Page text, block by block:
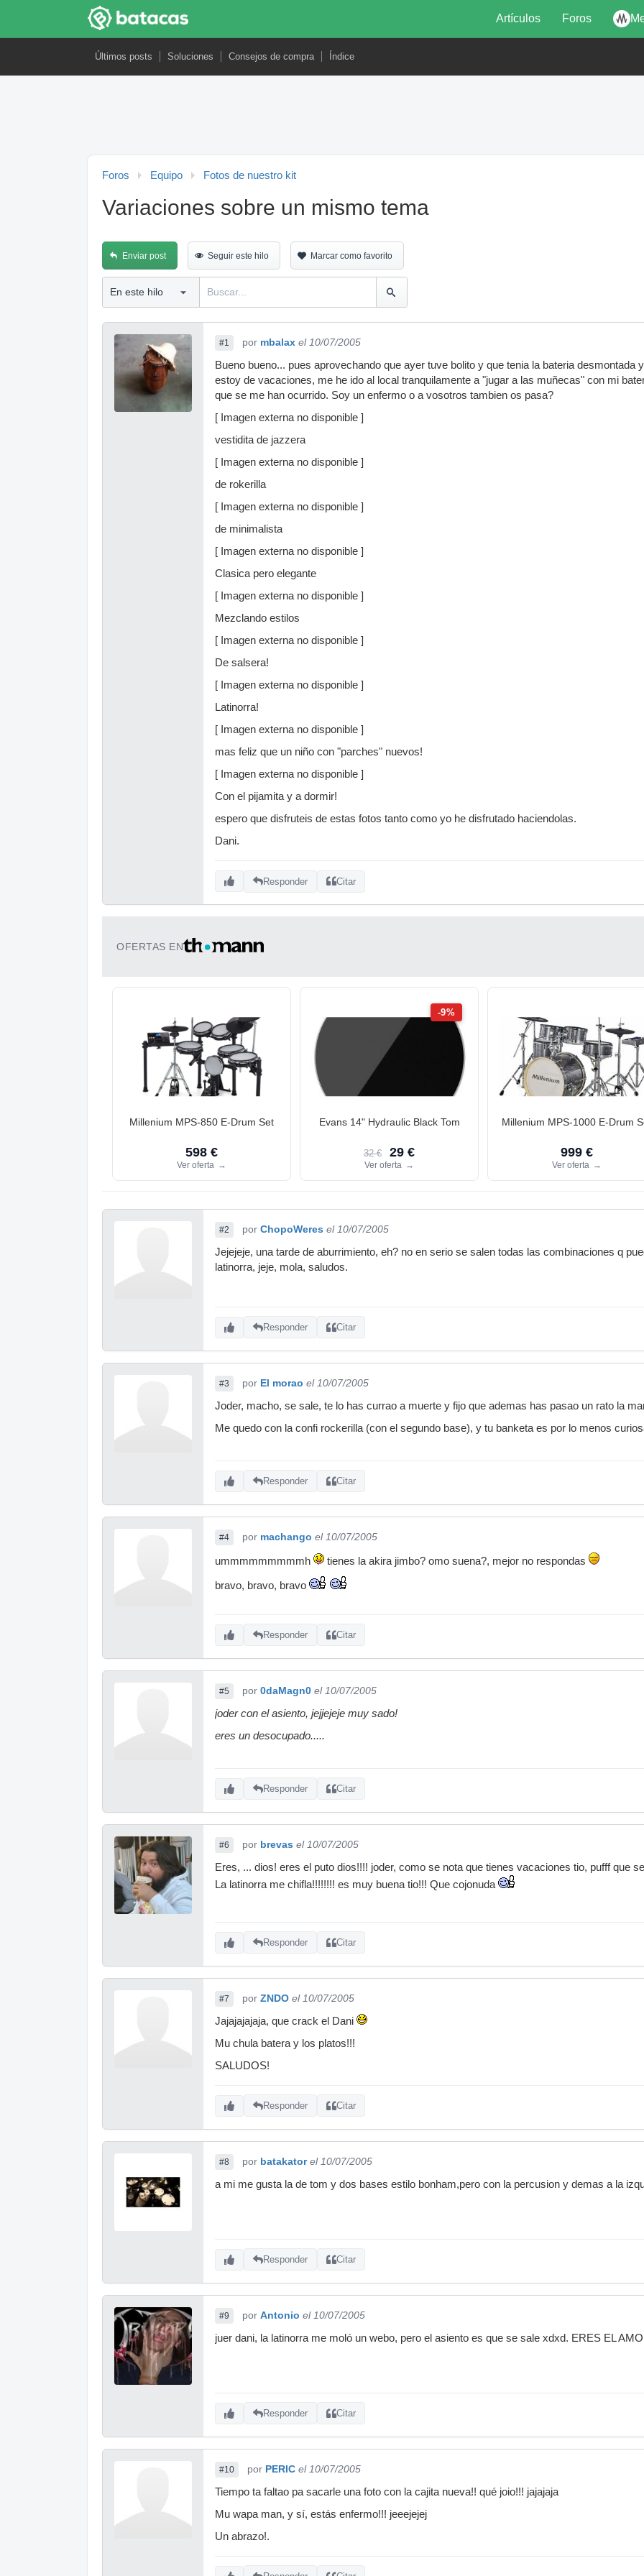
Artículos Foros
Últimos posts Soluciones Consejos de compra Índice
Foros Equipo Fotos de nuestro kit
Variaciones sobre un mismo tema
Enviar post Seguir este hilo Marcar como favorito
#1 por mbalax el 10/07/2005
Bueno bueno... pues aprovechando que ayer tuve bolito y que tenia la bateria desmontada
estoy de vacaciones, me he ido al local tranquilamente a "jugar a las muñecas" con mi
que se me han ocurrido. Soy un enfermo o a vosotros tambien os pasa?
[ Imagen externa no disponible ]
vestidita de jazzera
[ Imagen externa no disponible ]
de rokerilla
[ Imagen externa no disponible ]
de minimalista
[ Imagen externa no disponible ]
Clasica pero elegante
[ Imagen externa no disponible ]
Mezclando estilos
[ Imagen externa no disponible ]
De salsera!
[ Imagen externa no disponible ]
Latinorra!
[ Imagen externa no disponible ]
mas feliz que un niño con "parches" nuevos!
[ Imagen externa no disponible ]
Con el pijamita y a dormir!
espero que disfruteis de estas fotos tanto como yo he disfrutado haciendolas.
Dani.
Responder Citar
OFERTAS EN
Millenium MPS-850 E-Drum Set
598 €
Ver oferta →
-9%
Evans 14" Hydraulic Black Tom
32 € 29 €
Ver oferta →
Millenium MPS-1000 E-Drum
999 €
Ver oferta →
#2 por ChopoWeres el 10/07/2005
Jejejeje, una tarde de aburrimiento, eh? no en serio se salen todas las combinaciones q
latinorra, jeje, mola, saludos.
Responder Citar
#3 por El morao el 10/07/2005
Joder, macho, se sale, te lo has currao a muerte y fijo que ademas has pasao un rato la
Me quedo con la confi rockerilla (con el segundo base), y tu banketa es por lo menos
Responder Citar
#4 por machango el 10/07/2005
ummmmmmmmmh tienes la akira jimbo? omo suena?, mejor no respondas
bravo, bravo, bravo
Responder Citar
#5 por 0daMagn0 el 10/07/2005
joder con el asiento, jejjejeje muy sado!
eres un desocupado.....
Responder Citar
#6 por brevas el 10/07/2005
Eres, ... dios! eres el puto dios!!!! joder, como se nota que tienes vacaciones tio, pufff que
La latinorra me chifla!!!!!!!! es muy buena tio!!! Que cojonuda
Responder Citar
#7 por ZNDO el 10/07/2005
Jajajajajaja, que crack el Dani
Mu chula batera y los platos!!!
SALUDOS!
Responder Citar
#8 por batakator el 10/07/2005
a mi me gusta la de tom y dos bases estilo bonham,pero con la percusion y demas a la
Responder Citar
#9 por Antonio el 10/07/2005
juer dani, la latinorra me moló un webo, pero el asiento es que se sale xdxd. ERES EL
Responder Citar
#10 por PERIC el 10/07/2005
Tiempo ta faltao pa sacarle una foto con la cajita nueva!! qué joio!!! jajajaja
Mu wapa man, y sí, estás enfermo!!! jeeejejej
Un abrazo!.